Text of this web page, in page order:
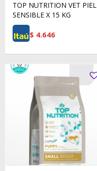
TOP NUTRITION VET PIEL
SENSIBLE X 15 KG
$ 4.646